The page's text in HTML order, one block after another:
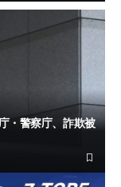
・警察庁、詐欺被